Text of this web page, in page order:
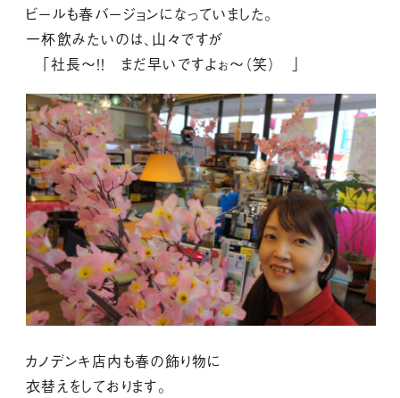
ビールも春バージョンになっていました。
一杯飲みたいのは、山々ですが
「社長～！！ まだ早いですよぉ～（笑） 」
カノデンキ店内も春の飾り物に
衣替えをしております。